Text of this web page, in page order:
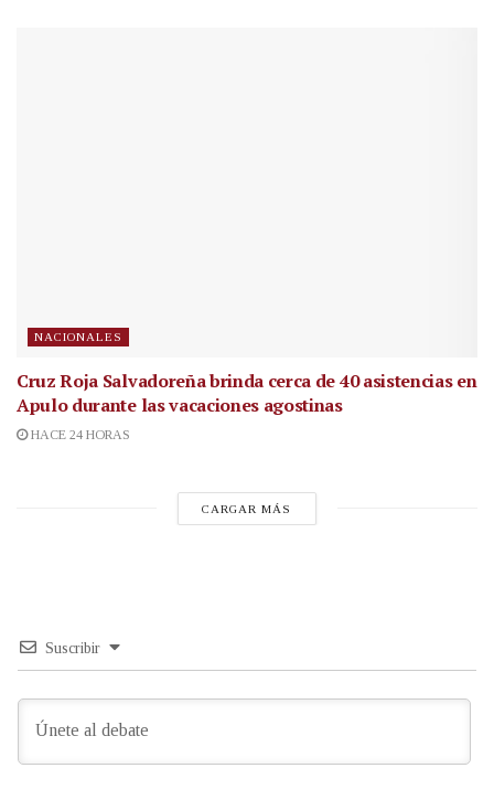
NACIONALES
Cruz Roja Salvadoreña brinda cerca de 40 asistencias en
Apulo durante las vacaciones agostinas
HACE 24 HORAS
CARGAR MÁS
Suscribir